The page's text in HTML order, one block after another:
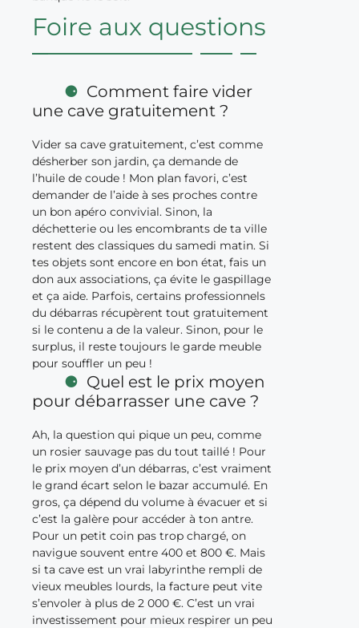
Foire aux questions
Comment faire vider
une cave gratuitement ?
Vider sa cave gratuitement, c’est comme
désherber son jardin, ça demande de
l’huile de coude ! Mon plan favori, c’est
demander de l’aide à ses proches contre
un bon apéro convivial. Sinon, la
déchetterie ou les encombrants de ta ville
restent des classiques du samedi matin. Si
tes objets sont encore en bon état, fais un
don aux associations, ça évite le gaspillage
et ça aide. Parfois, certains professionnels
du débarras récupèrent tout gratuitement
si le contenu a de la valeur. Sinon, pour le
surplus, il reste toujours le garde meuble
pour souffler un peu !
Quel est le prix moyen
pour débarrasser une cave ?
Ah, la question qui pique un peu, comme
un rosier sauvage pas du tout taillé ! Pour
le prix moyen d’un débarras, c’est vraiment
le grand écart selon le bazar accumulé. En
gros, ça dépend du volume à évacuer et si
c’est la galère pour accéder à ton antre.
Pour un petit coin pas trop chargé, on
navigue souvent entre 400 et 800 €. Mais
si ta cave est un vrai labyrinthe rempli de
vieux meubles lourds, la facture peut vite
s’envoler à plus de 2 000 €. C’est un vrai
investissement pour mieux respirer un peu